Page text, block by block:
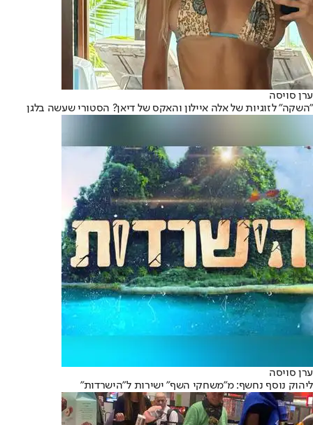
ערן סויסה
"השקה" לזוגיות של אלה איילון והאקס של דיאן? הסטורי שעשה בלגן
ערן סויסה
ליהוק נוסף נחשף: מ״משחקי השף״ ישירות ל״הישרדות״